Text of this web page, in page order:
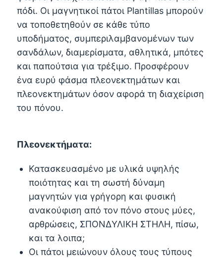
πόδι. Οι μαγνητικοί πάτοι Plantillas μπορούν
να τοποθετηθούν σε κάθε τύπο
υποδήματος, συμπεριλαμβανομένων των
σανδάλων, διαμερίσματα, αθλητικά, μπότες
και παπούτσια για τρέξιμο. Προσφέρουν
ένα ευρύ φάσμα πλεονεκτημάτων και
πλεονεκτημάτων όσον αφορά τη διαχείριση
του πόνου.
Πλεονεκτήματα:
Κατασκευασμένο με υλικά υψηλής
ποιότητας και τη σωστή δύναμη
μαγνητών για γρήγορη και φυσική
ανακούφιση από τον πόνο στους μύες,
αρθρώσεις, ΣΠΟΝΔΥΛΙΚΗ ΣΤΗΛΗ, πίσω,
και τα λοιπα;
Οι πάτοι μειώνουν όλους τους τύπους